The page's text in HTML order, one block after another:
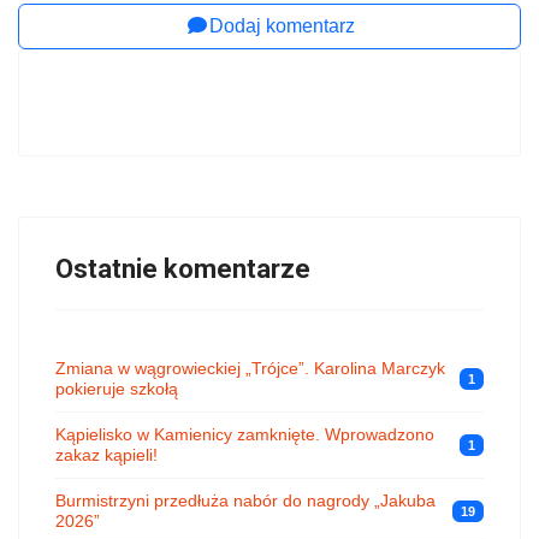
Dodaj komentarz
Ostatnie komentarze
Zmiana w wągrowieckiej „Trójce”. Karolina Marczyk
pokieruje szkołą
1
Kąpielisko w Kamienicy zamknięte. Wprowadzono
zakaz kąpieli!
1
Burmistrzyni przedłuża nabór do nagrody „Jakuba
2026”
19